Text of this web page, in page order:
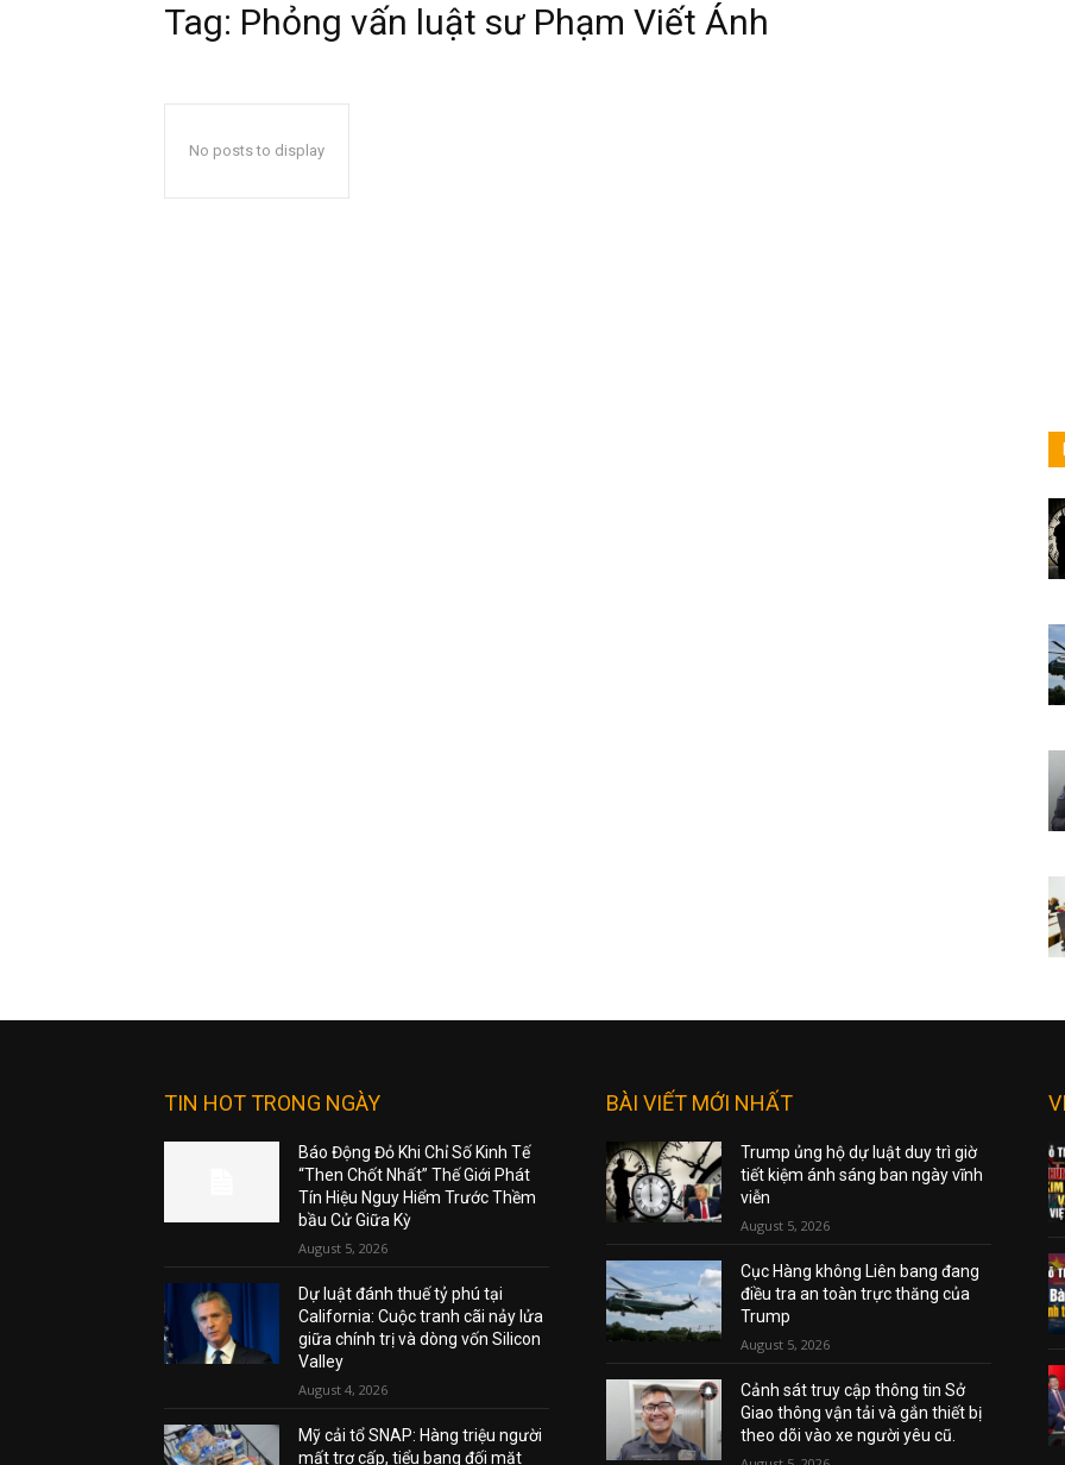
Tag: Phỏng vấn luật sư Phạm Viết Ánh
No posts to display
TIN HOT TRONG NGÀY
Báo Động Đỏ Khi Chỉ Số Kinh Tế
“Then Chốt Nhất” Thế Giới Phát
Tín Hiệu Nguy Hiểm Trước Thềm
bầu Cử Giữa Kỳ
August 5, 2026
Dự luật đánh thuế tỷ phú tại
California: Cuộc tranh cãi nảy lửa
giữa chính trị và dòng vốn Silicon
Valley
August 4, 2026
Mỹ cải tổ SNAP: Hàng triệu người
mất trợ cấp, tiểu bang đối mặt
BÀI VIẾT MỚI NHẤT
Trump ủng hộ dự luật duy trì giờ
tiết kiệm ánh sáng ban ngày vĩnh
viễn
August 5, 2026
Cục Hàng không Liên bang đang
điều tra an toàn trực thăng của
Trump
August 5, 2026
Cảnh sát truy cập thông tin Sở
Giao thông vận tải và gắn thiết bị
theo dõi vào xe người yêu cũ.